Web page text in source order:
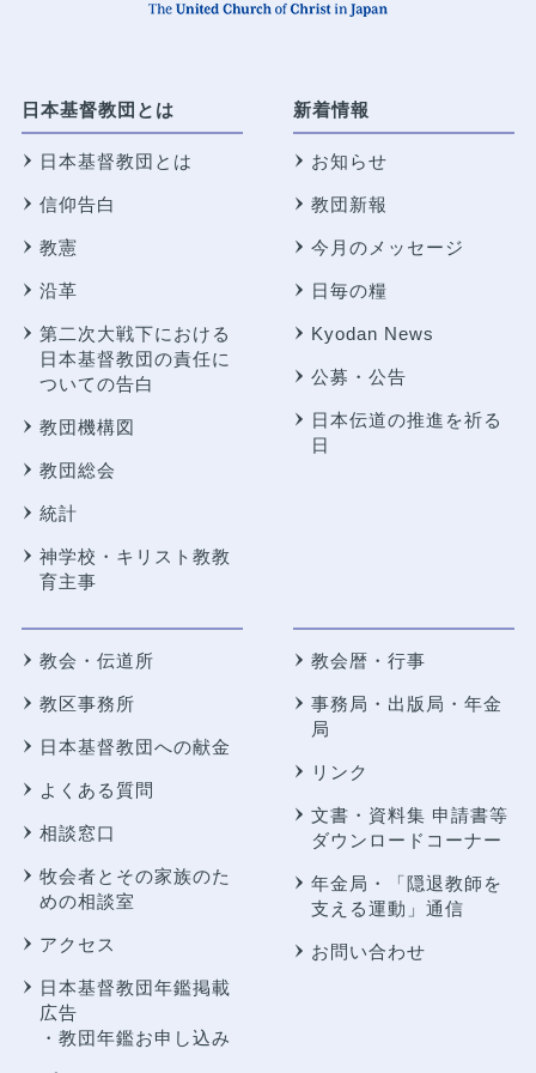
日本基督教団とは
日本基督教団とは
信仰告白
教憲
沿革
第二次大戦下における
日本基督教団の責任に
ついての告白
教団機構図
教団総会
統計
神学校・キリスト教教
育主事
新着情報
お知らせ
教団新報
今月のメッセージ
日毎の糧
Kyodan News
公募・公告
日本伝道の推進を祈る
日
教会・伝道所
教区事務所
日本基督教団への献金
よくある質問
相談窓口
牧会者とその家族のた
めの相談室
アクセス
日本基督教団年鑑掲載
広告
・教団年鑑お申し込み
教会暦・行事
事務局・出版局・年金
局
リンク
文書・資料集 申請書等
ダウンロードコーナー
年金局・
「隠退教師を
支える運動」通信
お問い合わせ